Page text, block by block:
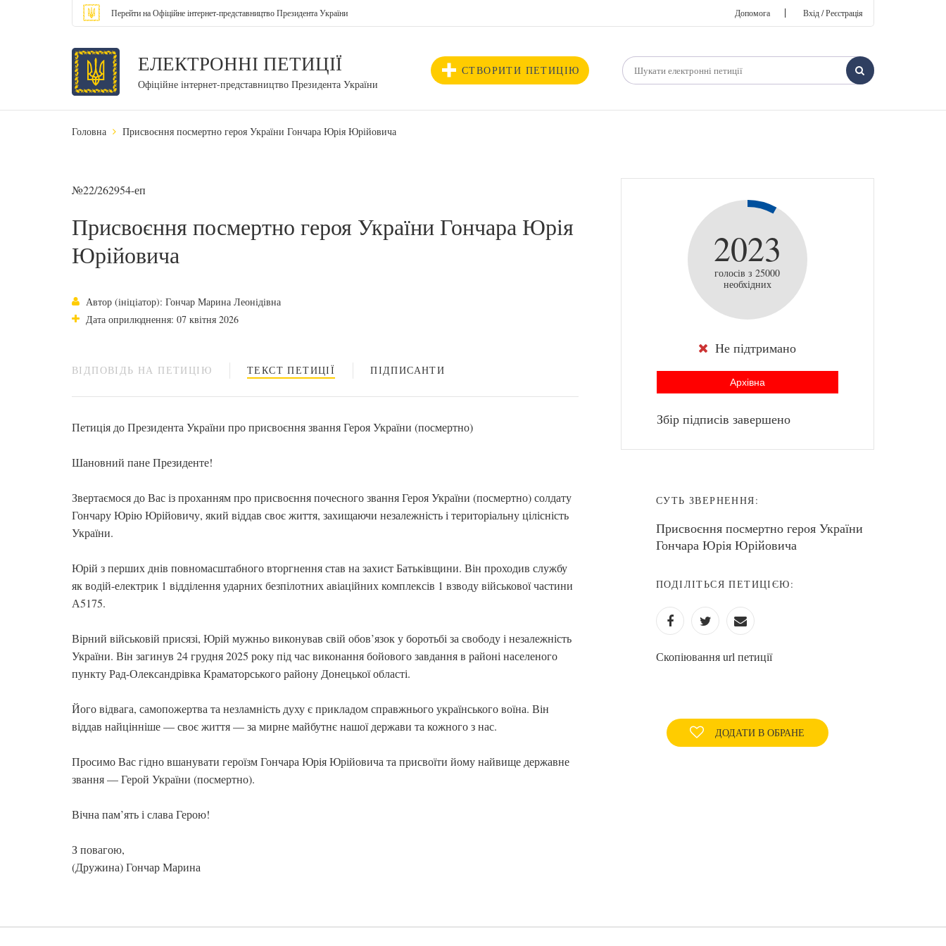
Перейти на Офіційне інтернет-представництво Президента України Допомога | Вхід / Реєстрація
ЕЛЕКТРОННІ ПЕТИЦІЇ
Офіційне інтернет-представництво Президента України
СТВОРИТИ ПЕТИЦІЮ
Головна Присвоєння посмертно героя України Гончара Юрія Юрійовича
№22/262954-еп
Присвоєння посмертно героя України Гончара Юрія
Юрійовича
Автор (ініціатор): Гончар Марина Леонідівна
Дата оприлюднення: 07 квітня 2026
ВІДПОВІДЬ НА ПЕТИЦІЮ ТЕКСТ ПЕТИЦІЇ ПІДПИСАНТИ
Петиція до Президента України про присвоєння звання Героя України (посмертно)
Шановний пане Президенте!
Звертаємося до Вас із проханням про присвоєння почесного звання Героя України (посмертно) солдату
Гончару Юрію Юрійовичу, який віддав своє життя, захищаючи незалежність і територіальну цілісність
України.
Юрій з перших днів повномасштабного вторгнення став на захист Батьківщини. Він проходив службу
як водій-електрик 1 відділення ударних безпілотних авіаційних комплексів 1 взводу військової частини
А5175.
Вірний військовій присязі, Юрій мужньо виконував свій обов’язок у боротьбі за свободу і незалежність
України. Він загинув 24 грудня 2025 року під час виконання бойового завдання в районі населеного
пункту Рад-Олександрівка Краматорського району Донецької області.
Його відвага, самопожертва та незламність духу є прикладом справжнього українського воїна. Він
віддав найцінніше — своє життя — за мирне майбутнє нашої держави та кожного з нас.
Просимо Вас гідно вшанувати героїзм Гончара Юрія Юрійовича та присвоїти йому найвище державне
звання — Герой України (посмертно).
Вічна пам’ять і слава Герою!
З повагою,
(Дружина) Гончар Марина
2023
голосів з 25000
необхідних
Не підтримано
Архівна
Збір підписів завершено
СУТЬ ЗВЕРНЕННЯ:
Присвоєння посмертно героя України
Гончара Юрія Юрійовича
ПОДІЛІТЬСЯ ПЕТИЦІЄЮ:
Скопіювання url петиції
ДОДАТИ В ОБРАНЕ